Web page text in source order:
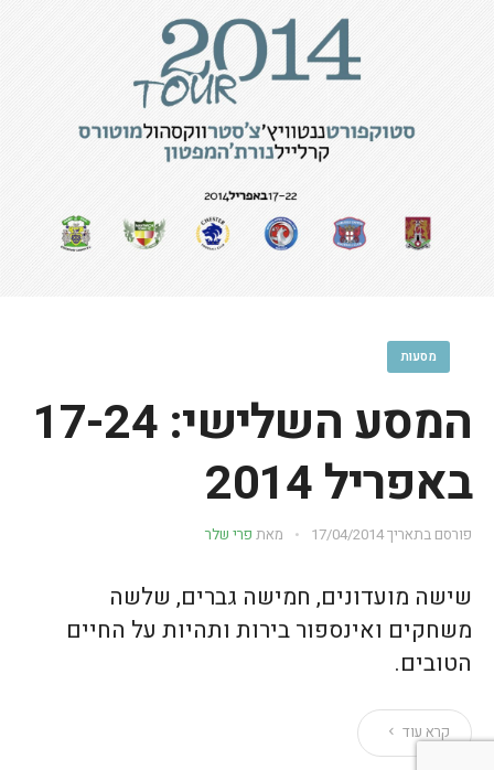
מסעות
המסע השלישי: 17-24
באפריל 2014
פורסם בתאריך17/04/2014 מאת פרי שלר
שישה מועדונים, חמישה גברים, שלשה
משחקים ואינספור בירות ותהיות על החיים
הטובים.
קרא עוד